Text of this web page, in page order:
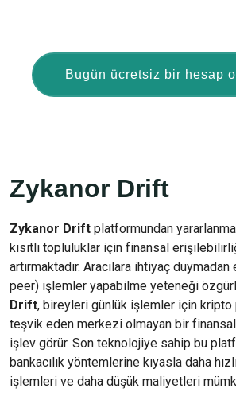
Bugün ücretsiz bir hesap
Zykanor Drift
Zykanor Drift platformundan
kısıtlı topluluklar için finansal
artırmaktadır. Aracılara ihtiyaç
peer) işlemler yapabilme yeteneği
Drift, bireyleri günlük işlemler için kripto
teşvik eden merkezi olmayan bir
işlev görür. Son teknolojiye sahip bu
bankacılık yöntemlerine kıyasla daha
işlemleri ve daha düşük maliyetleri